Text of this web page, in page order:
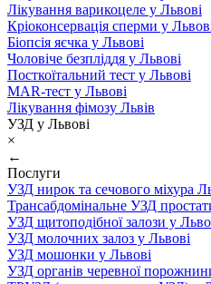
Лікування варикоцеле у Львові
Кріоконсервація сперми у
Біопсія яєчка у Львові
Чоловіче безпліддя у Львові
Посткоїтальний тест у Львові
MAR-тест у Львові
Лікування фімозу Львів
УЗД у Львові
×
←
Послуги
УЗД нирок та сечового міхура
Трансабдомінальне УЗД
УЗД щитоподібної залози у
УЗД молочних залоз у Львові
УЗД мошонки у Львові
УЗД органів черевної